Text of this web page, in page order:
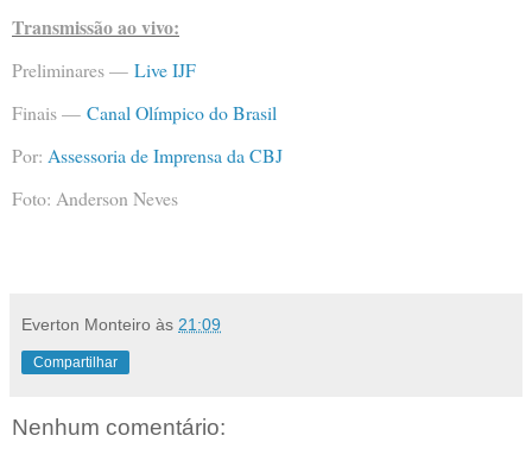
Transmissão ao vivo:
Preliminares — Live IJF
Finais — Canal Olímpico do Brasil
Por: Assessoria de Imprensa da CBJ
Foto: Anderson Neves
Everton Monteiro às 21:09
Compartilhar
Nenhum comentário: